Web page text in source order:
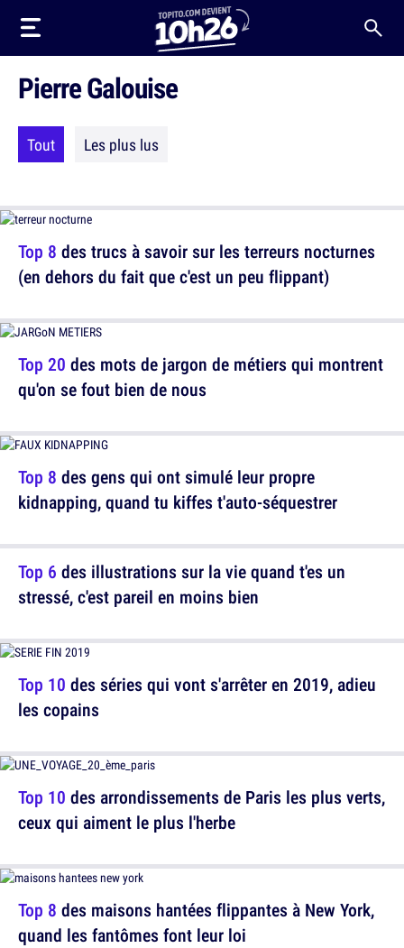
Pierre Galouise
Tout Les plus lus
Top 8 des trucs à savoir sur les terreurs nocturnes
(en dehors du fait que c'est un peu flippant)
Top 8 des gens qui ont simulé leur propre
kidnapping, quand tu kiffes t'auto-séquestrer
Top 10 des séries qui vont s'arrêter en 2019, adieu
les copains
Top 8 des maisons hantées flippantes à New York,
quand les fantômes font leur loi
Top 20 des mots de jargon de métiers qui montrent
qu'on se fout bien de nous
Top 6 des illustrations sur la vie quand t'es un
stressé, c'est pareil en moins bien
Top 10 des arrondissements de Paris les plus verts,
ceux qui aiment le plus l'herbe